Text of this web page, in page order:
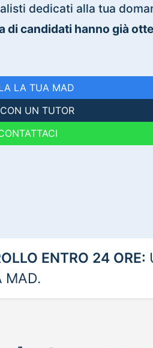
dedicati alla tua
di candidati hanno già
LA TUA MAD
UN TUTOR
ENTRO 24 ORE:
MAD.